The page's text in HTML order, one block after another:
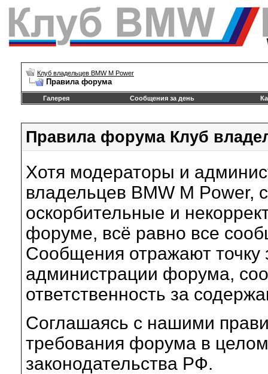
Клуб владельцев BMW M Power
Правила форума
Галерея Сообщения за день
Правила форума Клуб
Хотя модераторы и
владельцев BMW M Power,
оскорбительные и
форуме, всё равно все
Сообщения отражают точку
администрации форума,
ответственность за
Соглашаясь с нашими
требования форума в
законодательства РФ.